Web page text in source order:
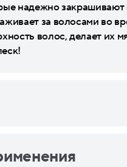
надежно
за волосами во
волос, делает их